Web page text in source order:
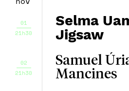
01
21h30
Selma
Jigsaw
02
21h30
Samuel
Mancines